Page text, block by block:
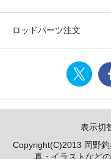
ロッドパーツ注文
表示切
Copyright(C)2013 岡野
真・イラストなど